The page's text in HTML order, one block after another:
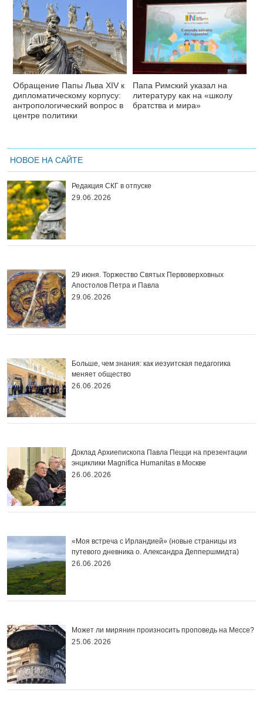
Обращение Папы Льва XIV к
дипломатическому корпусу:
антропологический вопрос в
центре политики
Папа Римский указал на
литературу как на «школу
братства и мира»
НОВОЕ НА САЙТЕ
Редакция СКГ в отпуске
29.06.2026
29 июня. Торжество Святых Первоверховных
Апостолов Петра и Павла
29.06.2026
Больше, чем знания: как иезуитская педагогика
меняет общество
26.06.2026
Доклад Архиепископа Павла Пецци на презентации
энциклики Magnifica Нumanitas в Москве
26.06.2026
«Моя встреча с Ирландией» (новые страницы из
путевого дневника о. Александра Деппершмидта)
26.06.2026
Может ли мирянин произносить проповедь на Мессе?
25.06.2026